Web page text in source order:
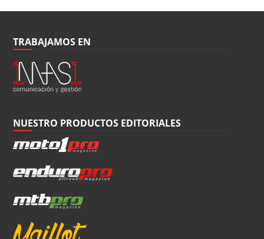
TRABAJAMOS EN
NUESTRO PRODUCTOS EDITORIALES